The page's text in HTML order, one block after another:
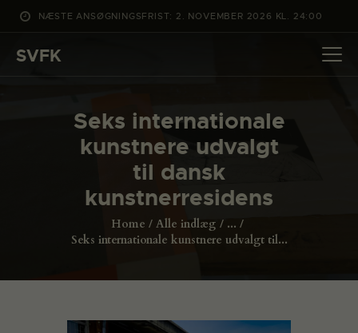
NÆSTE ANSØGNINGSFRIST: 2. NOVEMBER 2026 KL. 24:00
SVFK
Seks internationale
kunstnere udvalgt
til dansk
kunstnerresidens
Home Alle indlæg
...
Seks internationale kunstnere udvalgt til...
DET SKER
PROJEKTER
CHANNEL
ANSØG
ENGLISH